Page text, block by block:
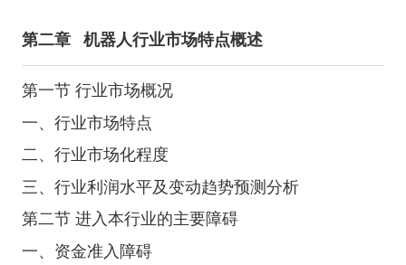
第二章 机器人行业市场特点概述
第一节 行业市场概况
一、行业市场特点
二、行业市场化程度
三、行业利润水平及变动趋势预测分析
第二节 进入本行业的主要障碍
一、资金准入障碍